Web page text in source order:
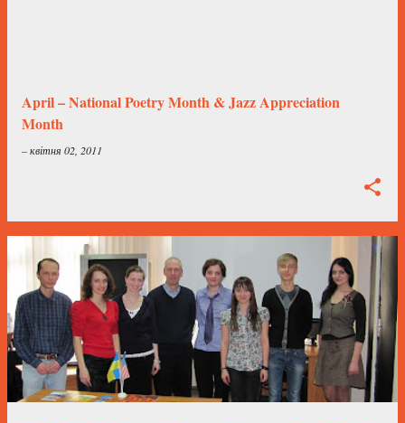
April – National Poetry Month & Jazz Appreciation
Month
–квітня 02, 2011